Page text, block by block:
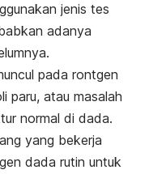
jenis tes
adanya
pada rontgen
paru, atau masalah
normal di dada.
yang bekerja
dada rutin untuk